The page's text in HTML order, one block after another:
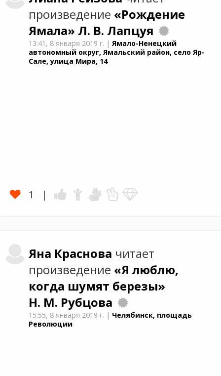
произведение «Рождение
Ямала» Л. В. Лапцуя
13:41, 8 января 2019 г. |Ямало-Ненецкий
автономный округ, Ямальский район, село Яр-
Сале, улица Мира, 14
1
Яна Краснова читает
произведение «Я люблю,
когда шумят березы»
Н. М. Рубцова
15:55, 8 января 2019 г. | Челябинск, площадь
Революции